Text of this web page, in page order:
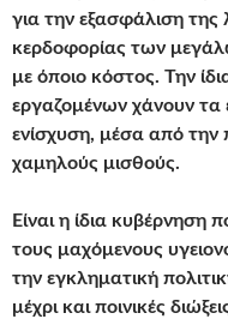
για την εξασφάλιση της
κερδοφορίας των
με όποιο κόστος. Την
εργαζομένων χάνουν τα
ενίσχυση, μέσα από την
χαμηλούς μισθούς.
Είναι η ίδια κυβέρνηση
τους μαχόμενους
την εγκληματική
μέχρι και ποινικές